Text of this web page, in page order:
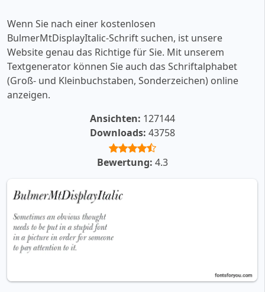
Wenn Sie nach einer kostenlosen
BulmerMtDisplayItalic-Schrift suchen, ist unsere
Website genau das Richtige für Sie. Mit unserem
Textgenerator können Sie auch das Schriftalphabet
(Groß- und Kleinbuchstaben, Sonderzeichen) online
anzeigen.
Ansichten: 127144
Downloads: 43758
Bewertung: 4.3